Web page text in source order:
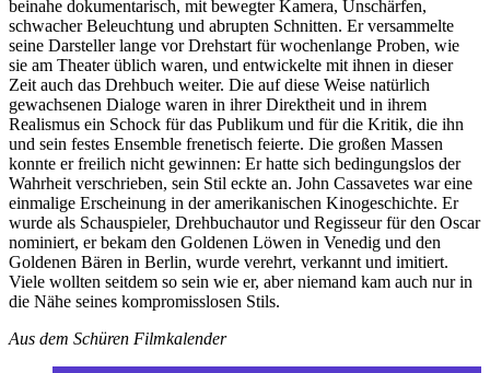
beinahe dokumentarisch, mit bewegter Kamera, Unschärfen,
schwacher Beleuchtung und abrupten Schnitten. Er versammelte
seine Darsteller lange vor Drehstart für wochenlange Proben, wie
sie am Theater üblich waren, und entwickelte mit ihnen in dieser
Zeit auch das Drehbuch weiter. Die auf diese Weise natürlich
gewachsenen Dialoge waren in ihrer Direktheit und in ihrem
Realismus ein Schock für das Publikum und für die Kritik, die ihn
und sein festes Ensemble frenetisch feierte. Die großen Massen
konnte er freilich nicht gewinnen: Er hatte sich bedingungslos der
Wahrheit verschrieben, sein Stil eckte an. John Cassavetes war eine
einmalige Erscheinung in der amerikanischen Kinogeschichte. Er
wurde als Schauspieler, Drehbuchautor und Regisseur für den Oscar
nominiert, er bekam den Goldenen Löwen in Venedig und den
Goldenen Bären in Berlin, wurde verehrt, verkannt und imitiert.
Viele wollten seitdem so sein wie er, aber niemand kam auch nur in
die Nähe seines kompromisslosen Stils.
Aus dem Schüren Filmkalender